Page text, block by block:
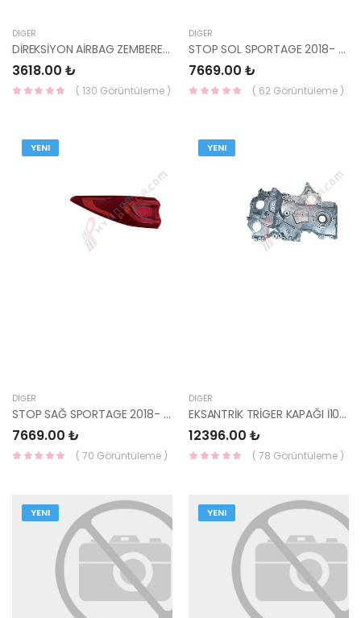
DIĞER
DİREKSİYON AİRBAG ZEMBEREĞİ İ20 2007-2013 93490-2P111- HMC
3618.00 ₺
( 130 Görüntüleme )
DIĞER
STOP SOL SPORTAGE 2018- LEDLİ 92401-F1500 DEPO
7669.00 ₺
( 62 Görüntüleme )
YENI
DIĞER
STOP SAĞ SPORTAGE 2018- LEDLİ 92402-F1500 DEPO
7669.00 ₺
( 70 Görüntüleme )
YENI
DIĞER
EKSANTRİK TRİGER KAPAĞI İ10/İ20/BAYON/RİO 21350-07170-HMC
12396.00 ₺
( 78 Görüntüleme )
YENI YENI